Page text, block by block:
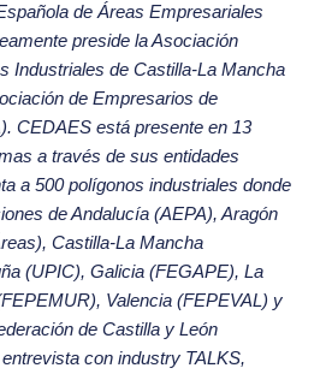
de Áreas Empresariales
preside la Asociación
Industriales de Castilla-La Mancha
de Empresarios de
CEDAES está presente en 13
a través de sus entidades
a 500 polígonos industriales donde
de Andalucía (AEPA), Aragón
Castilla-La Mancha
(UPIC), Galicia (FEGAPE), La
Valencia (FEPEVAL) y
de Castilla y León
con industry TALKS,